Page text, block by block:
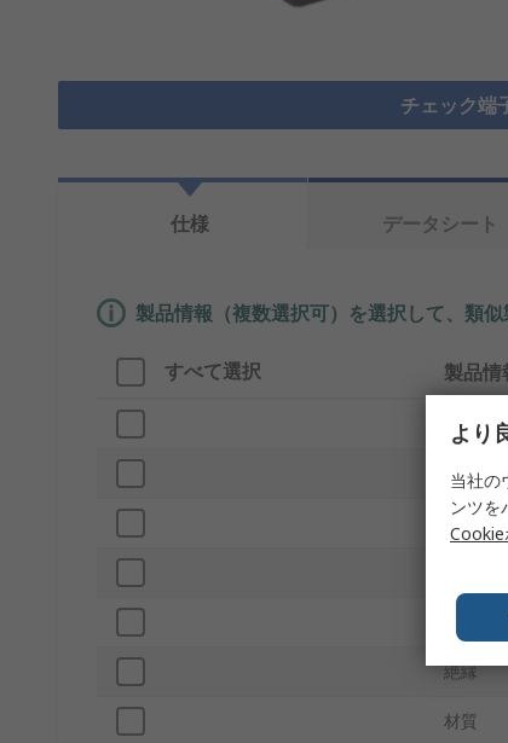
チェック端
仕様 データシート
製品情報（複数選択可）を選択して、類似
すべて選択 製品情
ブラン
プロダ
色
ネジサ
絶縁
材質
より
当社の
ンツを
Cookie